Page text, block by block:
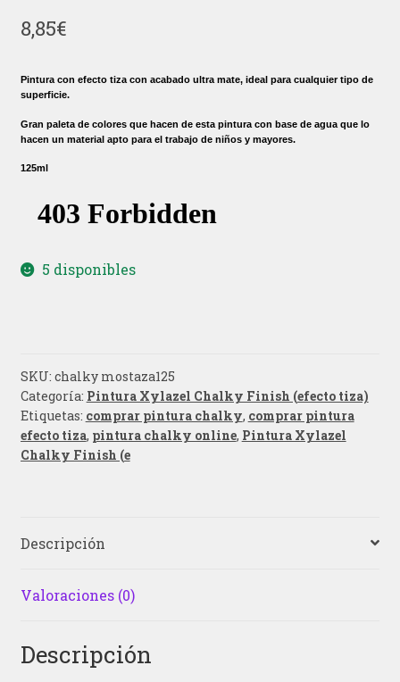
8,85€
Pintura con efecto tiza con acabado ultra mate, ideal para cualquier tipo de
superficie.
Gran paleta de colores que hacen de esta pintura con base de agua que lo
hacen un material apto para el trabajo de niños y mayores.
125ml
5 disponibles
SKU: chalky mostaza125
Categoría: Pintura Xylazel Chalky Finish (efecto tiza)
Etiquetas: comprar pintura chalky, comprar pintura
efecto tiza, pintura chalky online, Pintura Xylazel
Chalky Finish (e
Descripción
Valoraciones (0)
Descripción